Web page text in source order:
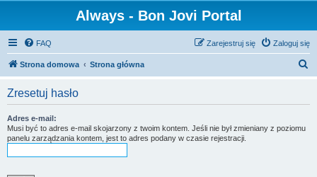
Always - Bon Jovi Portal
FAQ Zaloguj się
Zarejestruj się
Strona domowa Strona główna
Zresetuj hasło
Adres e-mail:
Musi być to adres e-mail skojarzony z twoim kontem. Jeśli nie był zmieniany z poziomu
panelu zarządzania kontem, jest to adres podany w czasie rejestracji.